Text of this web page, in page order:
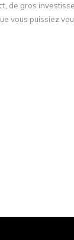
de gros
vous puissiez